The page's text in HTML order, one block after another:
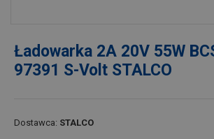
Ładowarka 2A 20V 55W
97391 S-Volt STALCO
Dostawca: STALCO